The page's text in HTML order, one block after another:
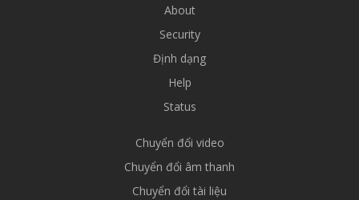
About
Security
Định dạng
Help
Status
Chuyển đổi video
Chuyển đổi âm thanh
Chuyển đổi tài liệu